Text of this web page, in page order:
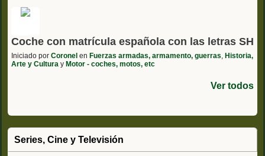
Coche con matrícula española con las letras SH
Iniciado por Coronel en Fuerzas armadas, armamento, guerras Historia,
Arte y Cultura y Motor - coches, motos, etc
Ver todos
Series, Cine y Televisión